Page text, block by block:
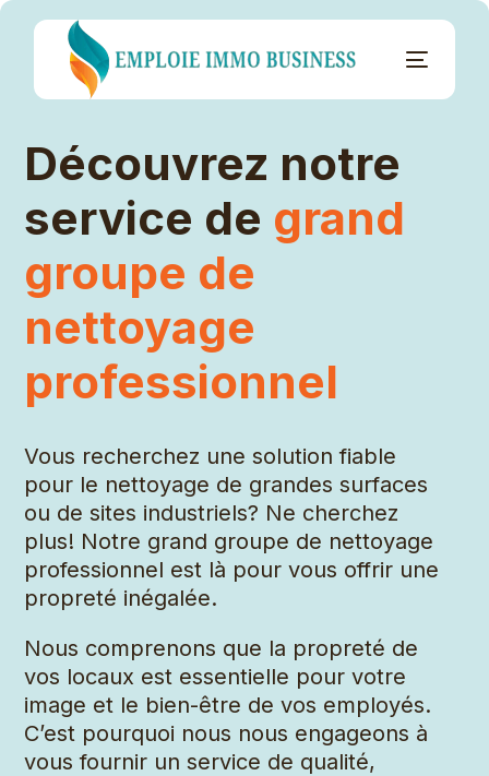
Découvrez notre
service de grand
groupe de
nettoyage
professionnel
Vous recherchez une solution fiable
pour le nettoyage de grandes surfaces
ou de sites industriels? Ne cherchez
plus! Notre grand groupe de nettoyage
professionnel est là pour vous offrir une
propreté inégalée.
Nous comprenons que la propreté de
vos locaux est essentielle pour votre
image et le bien-être de vos employés.
C’est pourquoi nous nous engageons à
vous fournir un service de qualité,